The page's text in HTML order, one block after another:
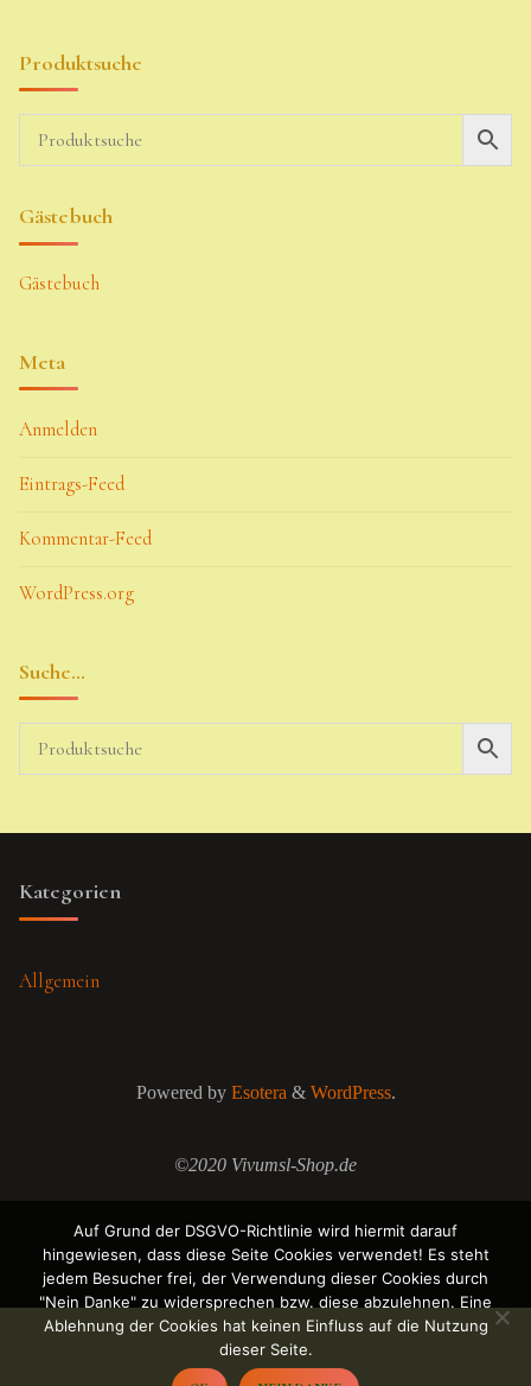
Produktsuche
Gästebuch
Gästebuch
Meta
Anmelden
Eintrags-Feed
Kommentar-Feed
WordPress.org
Suche…
Kategorien
Allgemein
Powered byEsotera& WordPress.
©2020 Vivumsl-Shop.de
Auf Grund der DSGVO-Richtlinie wird hiermit darauf
hingewiesen, dass diese Seite Cookies verwendet! Es steht
jedem Besucher frei, der Verwendung dieser Cookies durch
"Nein Danke" zu widersprechen bzw. diese abzulehnen. Eine
Ablehnung der Cookies hat keinen Einfluss auf die Nutzung
dieser Seite.